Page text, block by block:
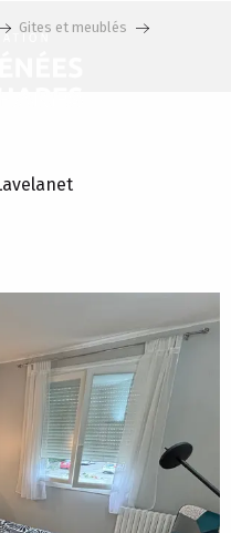
Gites et meublés